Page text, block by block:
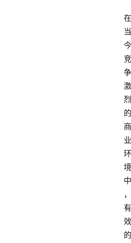
在
当
今
竞
争
激
烈
的
商
业
环
境
中
，
有
效
的